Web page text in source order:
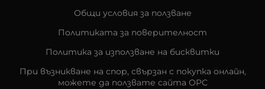
Общи условия за ползване
Политиката за поверителност
Политика за използване на бисквитки
При възникване на спор, свързан с покупка онлайн,
можете да ползвате сайта ОРС